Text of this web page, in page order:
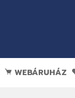
WEBÁRUHÁZ